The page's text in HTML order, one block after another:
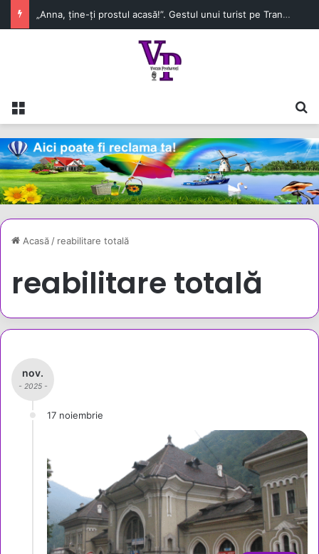
„Anna, ține-ți prostul acasă!”. Gestul unui turist pe Transfăgărășan a stârnit un val de indignare. Poliția și Garda de Mediu fac verificări
Meniu
Acasă/ reabilitare totală
reabilitare totală
nov.
- 2025 -
17 noiembrie